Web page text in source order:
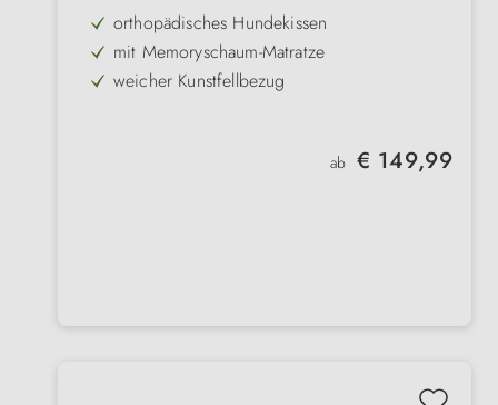
orthopädisches Hundekissen
mit Memoryschaum-Matratze
weicher Kunstfellbezug
Regulärer Preis:
ab € 149,99